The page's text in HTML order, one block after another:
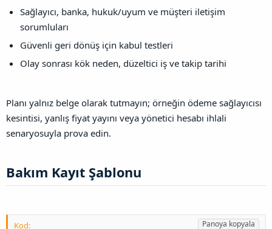
Sağlayıcı, banka, hukuk/uyum ve müşteri iletişim
sorumluları
Güvenli geri dönüş için kabul testleri
Olay sonrası kök neden, düzeltici iş ve takip tarihi
Planı yalnız belge olarak tutmayın; örneğin ödeme sağlayıcısı
kesintisi, yanlış fiyat yayını veya yönetici hesabı ihlali
senaryosuyla prova edin.
Bakım Kayıt Şablonu​
Kod: Panoya kopyala